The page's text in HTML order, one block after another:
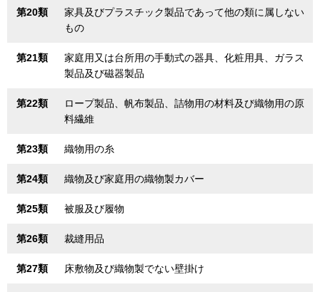
第20類
家具及びプラスチック製品であって他の類に属しない
もの
第21類
家庭用又は台所用の手動式の器具、化粧用具、ガラス
製品及び磁器製品
第22類
ロープ製品、帆布製品、詰物用の材料及び織物用の原
料繊維
第23類 織物用の糸
第24類 織物及び家庭用の織物製カバー
第25類 被服及び履物
第26類 裁縫用品
第27類 床敷物及び織物製でない壁掛け